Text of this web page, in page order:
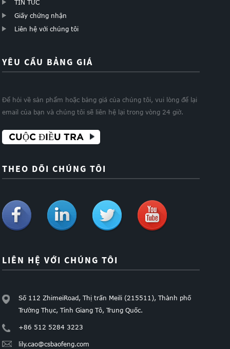
TIN TỨC
Giấy chứng nhận
Liên hệ với chúng tôi
YÊU CẦU BẢNG GIÁ
Để hỏi về sản phẩm hoặc bảng giá của chúng tôi, vui lòng để lại
email của bạn và chúng tôi sẽ liên hệ lại trong vòng 24 giờ.
CUỘC ĐIỀU TRA
THEO DÕI CHÚNG TÔI
LIÊN HỆ VỚI CHÚNG TÔI
Số 112 ZhimeiRoad, Thị trấn Meili (215511), Thành phố
Trường Thục, Tỉnh Giang Tô, Trung Quốc.
+86 512 5284 3223
lily.cao@csbaofeng.com